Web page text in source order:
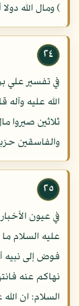
) ومال الله
٢٤
في تفسير علي
الله عليه
ثلاثين صيروا
والفاسقين
٢٥
في عيون
عليه السلام
فوض إلى نبيه
نهاكم عنه
السلام: ان